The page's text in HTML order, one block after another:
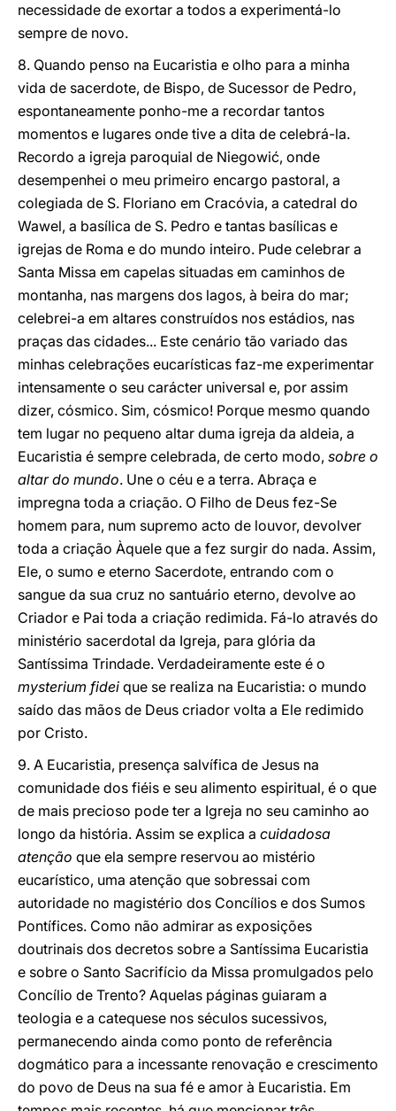
necessidade de exortar a todos a experimentá-lo
sempre de novo.
8. Quando penso na Eucaristia e olho para a minha
vida de sacerdote, de Bispo, de Sucessor de Pedro,
espontaneamente ponho-me a recordar tantos
momentos e lugares onde tive a dita de celebrá-la.
Recordo a igreja paroquial de Niegowić, onde
desempenhei o meu primeiro encargo pastoral, a
colegiada de S. Floriano em Cracóvia, a catedral do
Wawel, a basílica de S. Pedro e tantas basílicas e
igrejas de Roma e do mundo inteiro. Pude celebrar a
Santa Missa em capelas situadas em caminhos de
montanha, nas margens dos lagos, à beira do mar;
celebrei-a em altares construídos nos estádios, nas
praças das cidades... Este cenário tão variado das
minhas celebrações eucarísticas faz-me experimentar
intensamente o seu carácter universal e, por assim
dizer, cósmico. Sim, cósmico! Porque mesmo quando
tem lugar no pequeno altar duma igreja da aldeia, a
Eucaristia é sempre celebrada, de certo modo, sobre o
altar do mundo. Une o céu e a terra. Abraça e
impregna toda a criação. O Filho de Deus fez-Se
homem para, num supremo acto de louvor, devolver
toda a criação Àquele que a fez surgir do nada. Assim,
Ele, o sumo e eterno Sacerdote, entrando com o
sangue da sua cruz no santuário eterno, devolve ao
Criador e Pai toda a criação redimida. Fá-lo através do
ministério sacerdotal da Igreja, para glória da
Santíssima Trindade. Verdadeiramente este é o
mysterium fidei que se realiza na Eucaristia: o mundo
saído das mãos de Deus criador volta a Ele redimido
por Cristo.
9. A Eucaristia, presença salvífica de Jesus na
comunidade dos fiéis e seu alimento espiritual, é o que
de mais precioso pode ter a Igreja no seu caminho ao
longo da história. Assim se explica a cuidadosa
atenção que ela sempre reservou ao mistério
eucarístico, uma atenção que sobressai com
autoridade no magistério dos Concílios e dos Sumos
Pontífices. Como não admirar as exposições
doutrinais dos decretos sobre a Santíssima Eucaristia
e sobre o Santo Sacrifício da Missa promulgados pelo
Concílio de Trento? Aquelas páginas guiaram a
teologia e a catequese nos séculos sucessivos,
permanecendo ainda como ponto de referência
dogmático para a incessante renovação e crescimento
do povo de Deus na sua fé e amor à Eucaristia. Em